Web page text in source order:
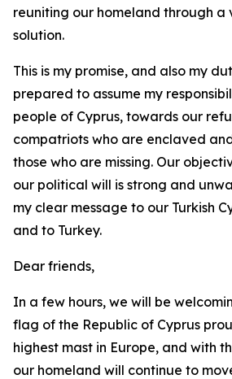
reuniting our homeland through a
solution.
This is my promise, and also my
prepared to assume my
people of Cyprus, towards our
compatriots who are enclaved
those who are missing. Our
our political will is strong and
my clear message to our Turkish
and to Turkey.
Dear friends,
In a few hours, we will be
flag of the Republic of Cyprus
highest mast in Europe, and with
our homeland will continue to